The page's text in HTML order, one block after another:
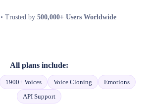
• Trusted by 500,000+ Users Worldwide
All plans include:
1900+ Voices Voice Cloning
Emotions
API Support